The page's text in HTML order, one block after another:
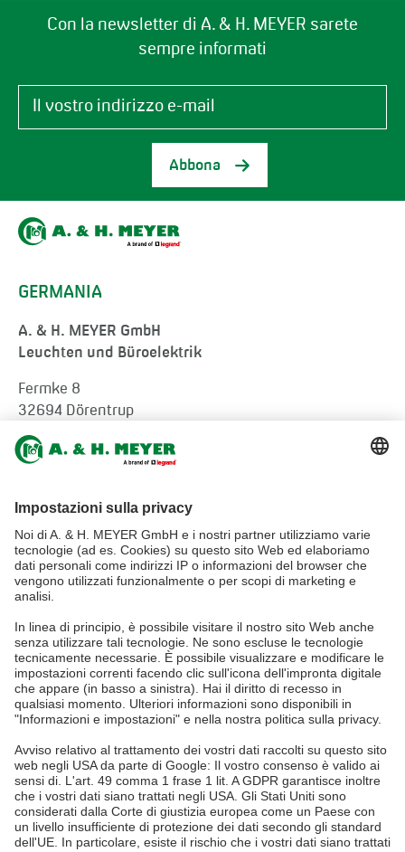
Con la newsletter di A. & H. MEYER sarete
sempre informati
Abbona
GERMANIA
A. & H. MEYER GmbH
Leuchten und Büroelektrik
Fermke 8
32694 Dörentrup
Germany
tel.:
+49 5265 9488-0
MALESIA
A. & H. MEYER Sdn. Bhd.
No. 3, Jalan Astaka U8/84
Section U8, Bukit Jelutong
40150 Shah Alam, Selangor
Malaysia
tel.:+60 3 7845 7277
sales@ah-meyer.com.my